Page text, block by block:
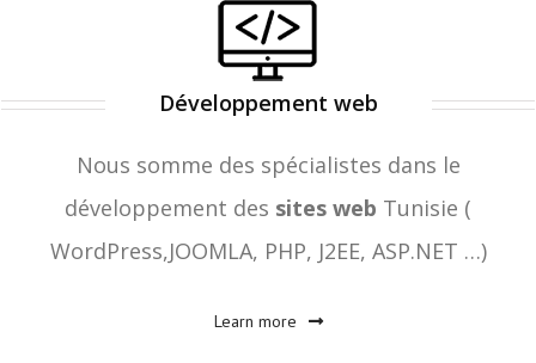
Développement web
Nous somme des spécialistes dans le
développement des sites web Tunisie (
WordPress,JOOMLA, PHP, J2EE, ASP.NET …)
Learn more